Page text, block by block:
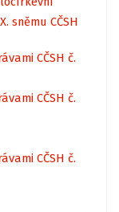
sněmu CČSH
CČSH č.
CČSH č.
CČSH č.